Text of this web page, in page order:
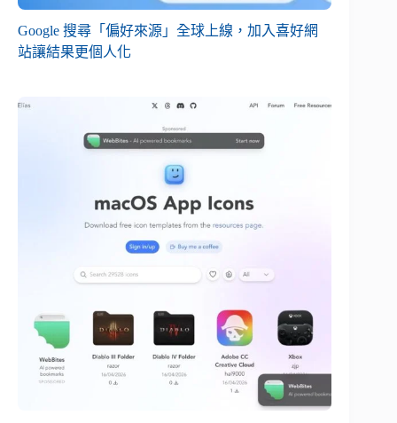
Google 搜尋「偏好來源」全球上線，加入喜好網
站讓結果更個人化